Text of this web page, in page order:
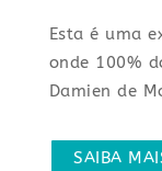
Esta é uma
onde 100%
Damien de
SAIBA